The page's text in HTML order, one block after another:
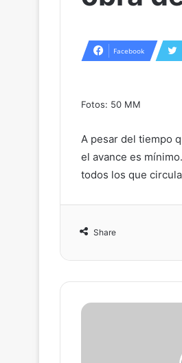
Facebook
Fotos: 50 MM
A pesar del tiempo
el avance es
todos los que
Share